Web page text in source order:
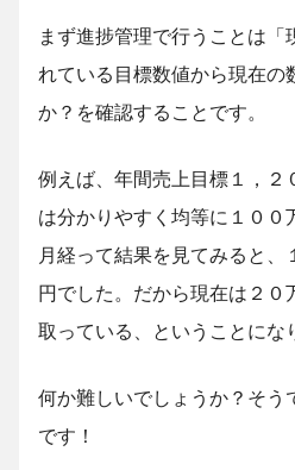
まず進捗管理で行うことは「
れている目標数値から現在の
か？を確認することです。
例えば、年間売上目標１，２
は分かりやすく均等に１００
月経って結果を見てみると
円でした。だから現在は２０
取っている、ということにな
何か難しいでしょうか？そう
です！